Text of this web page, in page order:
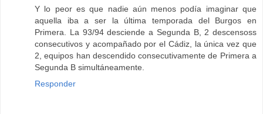
Y lo peor es que nadie aún menos podía imaginar que
aquella iba a ser la última temporada del Burgos en
Primera. La 93/94 desciende a Segunda B, 2 descensoss
consecutivos y acompañado por el Cádiz, la única vez que
2, equipos han descendido consecutivamente de Primera a
Segunda B simultáneamente.
Responder